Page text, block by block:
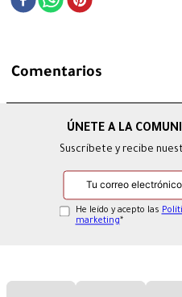
Comentarios
Suscríbete y recibe
He leído y acepto las
marketing*